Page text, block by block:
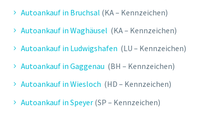
Autoankauf in Bruchsal (KA – Kennzeichen)
Autoankauf in Waghäusel (KA – Kennzeichen)
Autoankauf in Ludwigshafen (LU – Kennzeichen)
Autoankauf in Gaggenau (BH – Kennzeichen)
Autoankauf in Wiesloch (HD – Kennzeichen)
Autoankauf in Speyer (SP – Kennzeichen)